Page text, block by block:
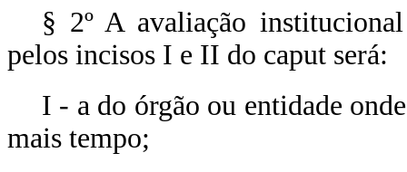
§ 2º A avaliação
pelos incisos I e II do caput será:
I - a do órgão ou entidade
mais tempo;